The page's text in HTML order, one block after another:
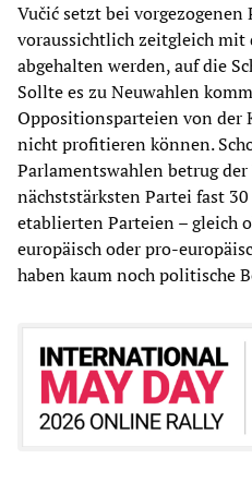
Vučić setzt bei
voraussichtlich zeitgleich mit
abgehalten werden, auf die
Sollte es zu Neuwahlen
Oppositionsparteien von der
nicht profitieren können.
Parlamentswahlen betrug
nächststärksten Partei fast
etablierten Parteien – gleich
europäisch oder pro-
haben kaum noch politische